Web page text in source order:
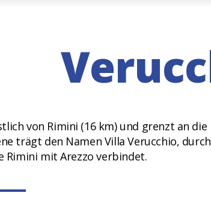
von Rimini (16 km) und grenzt an die
trägt den Namen Villa Verucchio,
Rimini mit Arezzo verbindet.